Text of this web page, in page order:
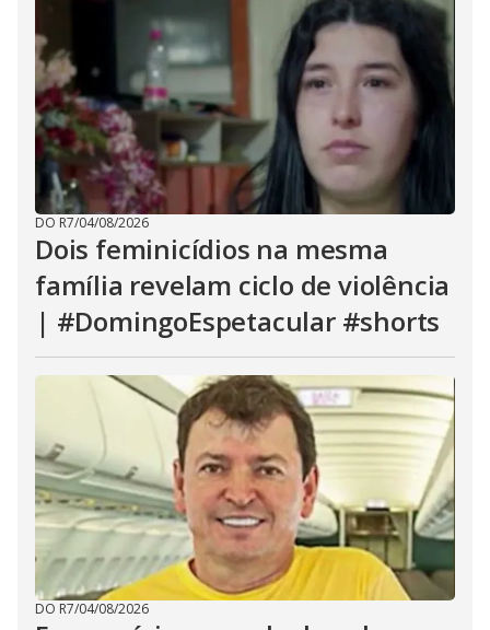
DO R7/04/08/2026
Dois feminicídios na mesma
família revelam ciclo de violência
| #DomingoEspetacular #shorts
DO R7/04/08/2026